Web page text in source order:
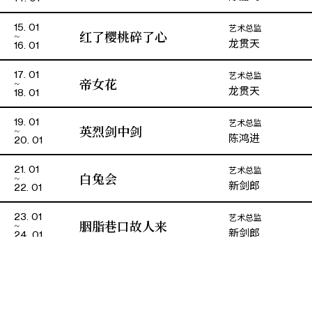
演期二 小册子
飛鳳兒
15. 01
16. 01
红了樱桃碎了心 艺术总监
龙贯天
17. 01
18. 01
帝女花 艺术总监
龙贯天
19. 01
20. 01
英烈剑中剑 艺术总监
陈鸿进
21. 01
22. 01
白兔会 艺术总监
新剑郎
23. 01
24. 01
胭脂巷口故人来 艺术总监
新剑郎